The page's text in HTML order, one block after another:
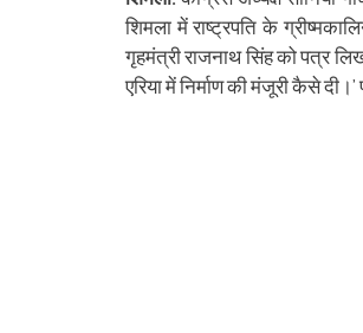
(Opens
in
new
window)
(Opens
in
new
window)
(Opens
in
new
window)
(Opens
in
new
window)
in
new
शिमला में राष्ट्रपति के
गृहमंत्री राजनाथ सिंह को पत्र
एरिया में निर्माण की मंजूरी कैसे